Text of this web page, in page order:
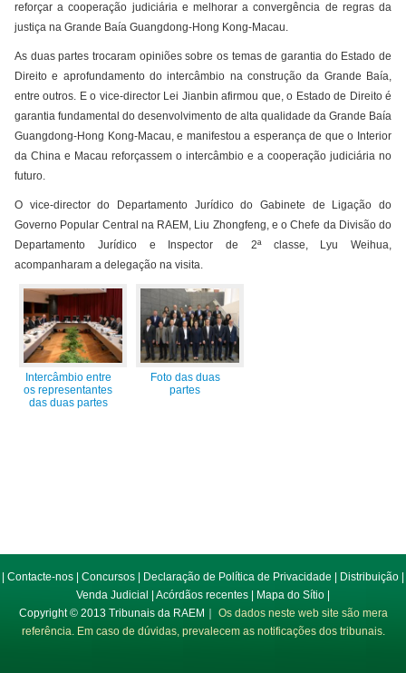
reforçar a cooperação judiciária e melhorar a convergência de regras da
justiça na Grande Baía Guangdong-Hong Kong-Macau.
As duas partes trocaram opiniões sobre os temas de garantia do Estado de
Direito e aprofundamento do intercâmbio na construção da Grande Baía,
entre outros. E o vice-director Lei Jianbin afirmou que, o Estado de Direito é
garantia fundamental do desenvolvimento de alta qualidade da Grande Baía
Guangdong-Hong Kong-Macau, e manifestou a esperança de que o Interior
da China e Macau reforçassem o intercâmbio e a cooperação judiciária no
futuro.
O vice-director do Departamento Jurídico do Gabinete de Ligação do
Governo Popular Central na RAEM, Liu Zhongfeng, e o Chefe da Divisão do
Departamento Jurídico e Inspector de 2ª classe, Lyu Weihua,
acompanharam a delegação na visita.
Intercâmbio entre
os representantes
das duas partes
Foto das duas
partes
Contacte-nos Concursos Declaração de Política de Privacidade Distribuição
Venda Judicial
Acórdãos recentes Mapa do Sítio
Copyright © 2013 Tribunais da RAEM｜ Os dados neste web site são mera
referência. Em caso de dúvidas, prevalecem as notificações dos tribunais.